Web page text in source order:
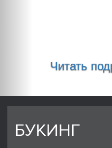
Читать
БУКИНГ